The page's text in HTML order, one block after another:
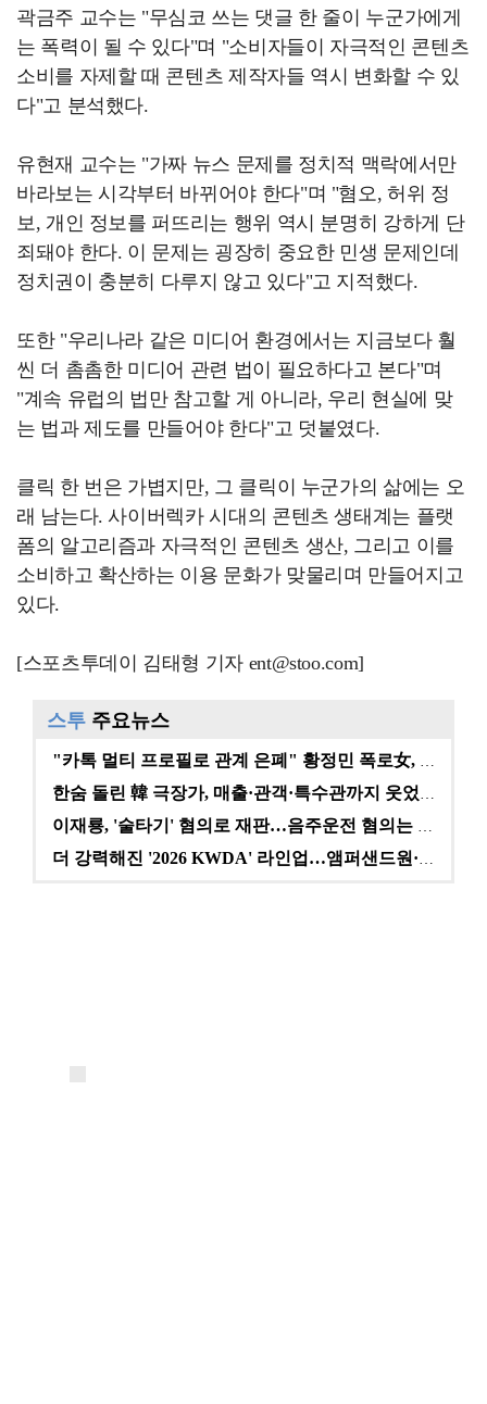
곽금주 교수는 "무심코 쓰는 댓글 한 줄이 누군가에게
는 폭력이 될 수 있다"며 "소비자들이 자극적인 콘텐츠
소비를 자제할 때 콘텐츠 제작자들 역시 변화할 수 있
다"고 분석했다.
유현재 교수는 "가짜 뉴스 문제를 정치적 맥락에서만
바라보는 시각부터 바뀌어야 한다"며 "혐오, 허위 정
보, 개인 정보를 퍼뜨리는 행위 역시 분명히 강하게 단
죄돼야 한다. 이 문제는 굉장히 중요한 민생 문제인데
정치권이 충분히 다루지 않고 있다"고 지적했다.
또한 "우리나라 같은 미디어 환경에서는 지금보다 훨
씬 더 촘촘한 미디어 관련 법이 필요하다고 본다"며
"계속 유럽의 법만 참고할 게 아니라, 우리 현실에 맞
는 법과 제도를 만들어야 한다"고 덧붙였다.
클릭 한 번은 가볍지만, 그 클릭이 누군가의 삶에는 오
래 남는다. 사이버렉카 시대의 콘텐츠 생태계는 플랫
폼의 알고리즘과 자극적인 콘텐츠 생산, 그리고 이를
소비하고 확산하는 이용 문화가 맞물리며 만들어지고
있다.
[스포츠투데이 김태형 기자 ent@stoo.com]
스투 주요뉴스
"카톡 멀티 프로필로 관계 은폐" 황정민 폭로女, 문자…
한숨 돌린 韓 극장가, 매출·관객·특수관까지 웃었다 […
이재룡, '술타기' 혐의로 재판…음주운전 혐의는 미적용…
더 강력해진 '2026 KWDA' 라인업…앰퍼샌드원·나…